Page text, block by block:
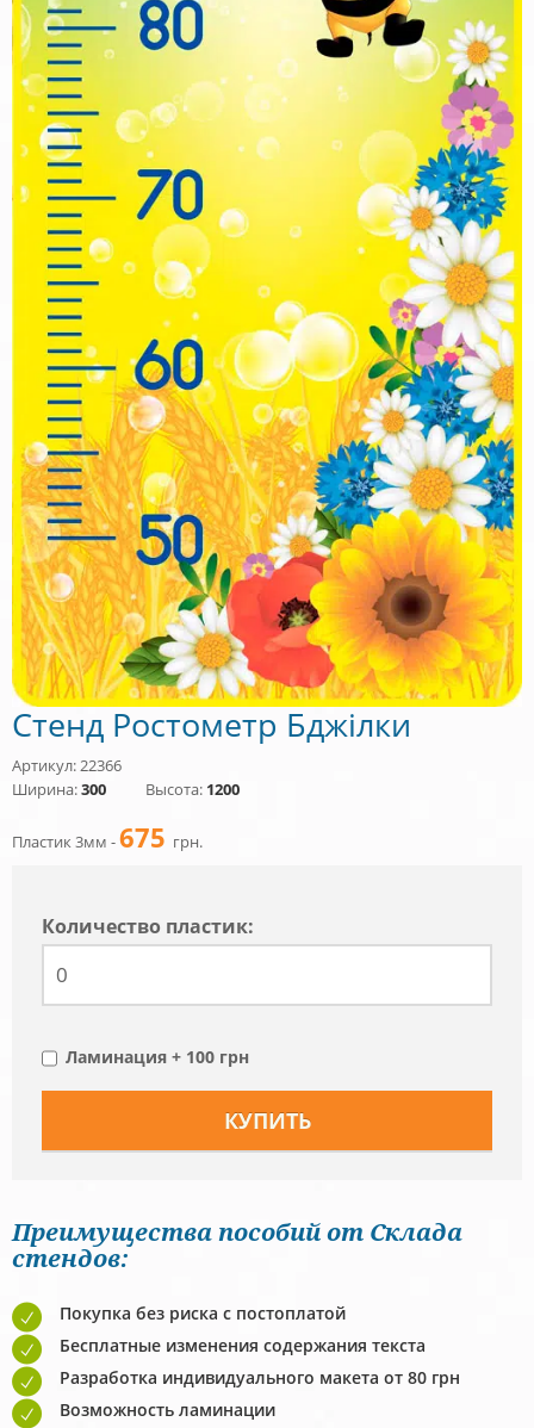
Стенд Ростометр Бджілки
Артикул: 22366
Ширина:300 Высота: 1200
Пластик 3мм -675 грн.
Количество пластик:
Ламинация + 100 грн
Преимущества пособий от Склада
стендов:
Покупка без риска с постоплатой
Бесплатные изменения содержания текста
Разработка индивидуального макета от 80 грн
Возможность ламинации